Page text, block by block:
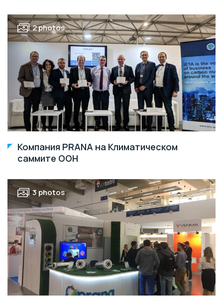
2 photos
Компания PRANA на Климатическом
саммите ООН
3 photos